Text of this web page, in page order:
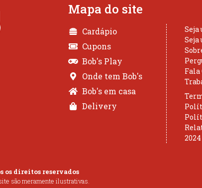
Mapa do site
Cardápio
Cupons
Bob's Play
Onde tem Bob's
Bob's em casa
Delivery
Seja
Seja
Fala
2024
os direitos reservados
são meramente ilustrativas.